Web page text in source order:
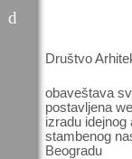
Društvo
obaveštava
postavljena
izradu
stambenog
Beogradu